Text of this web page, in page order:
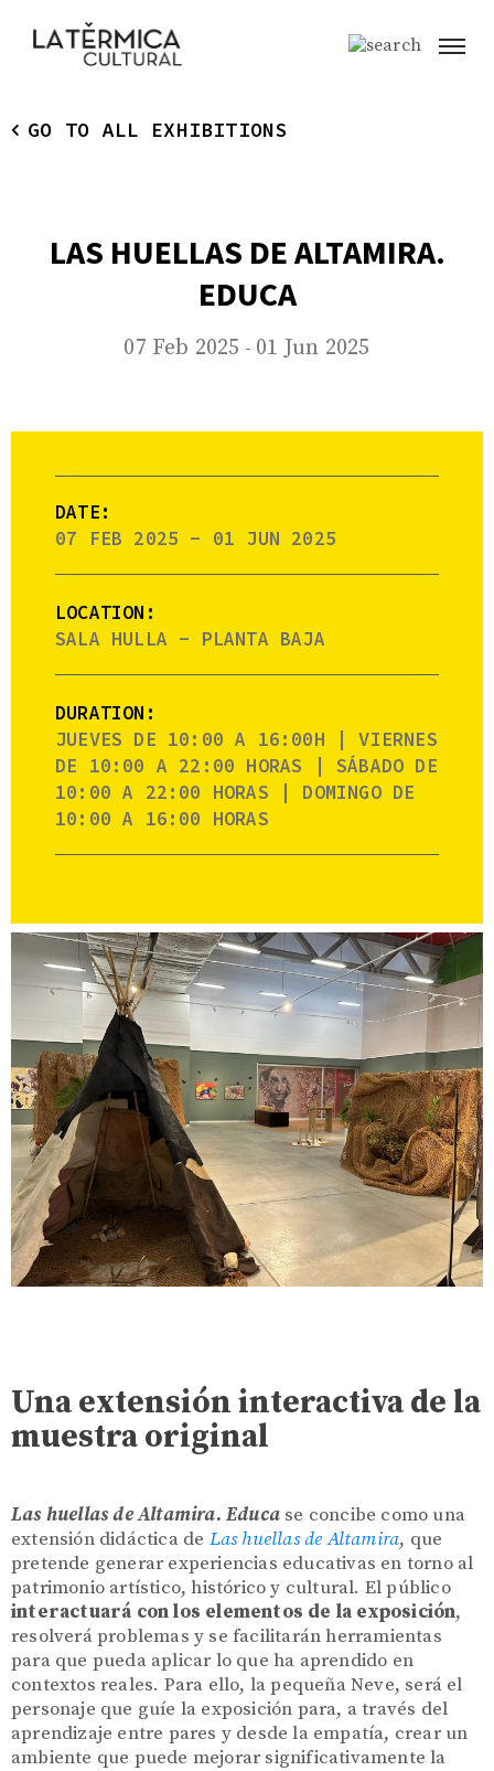
GO TO ALL EXHIBITIONS
LAS HUELLAS DE ALTAMIRA.
EDUCA
07 Feb 2025 - 01 Jun 2025
Una extensión interactiva de la
muestra original
Las huellas de Altamira. Educa se concibe como una
extensión didáctica de Las huellas de Altamira, que
pretende generar experiencias educativas en torno al
patrimonio artístico, histórico y cultural. El público
interactuará con los elementos de la exposición,
resolverá problemas y se facilitarán herramientas
para que pueda aplicar lo que ha aprendido en
contextos reales. Para ello, la pequeña Neve, será el
personaje que guíe la exposición para, a través del
aprendizaje entre pares y desde la empatía, crear un
ambiente que puede mejorar significativamente la
DATE:
07 FEB 2025 - 01 JUN 2025
LOCATION:
SALA HULLA - PLANTA BAJA
DURATION:
JUEVES DE 10:00 A 16:00H | VIERNES
DE 10:00 A 22:00 HORAS | SÁBADO DE
10:00 A 22:00 HORAS | DOMINGO DE
10:00 A 16:00 HORAS